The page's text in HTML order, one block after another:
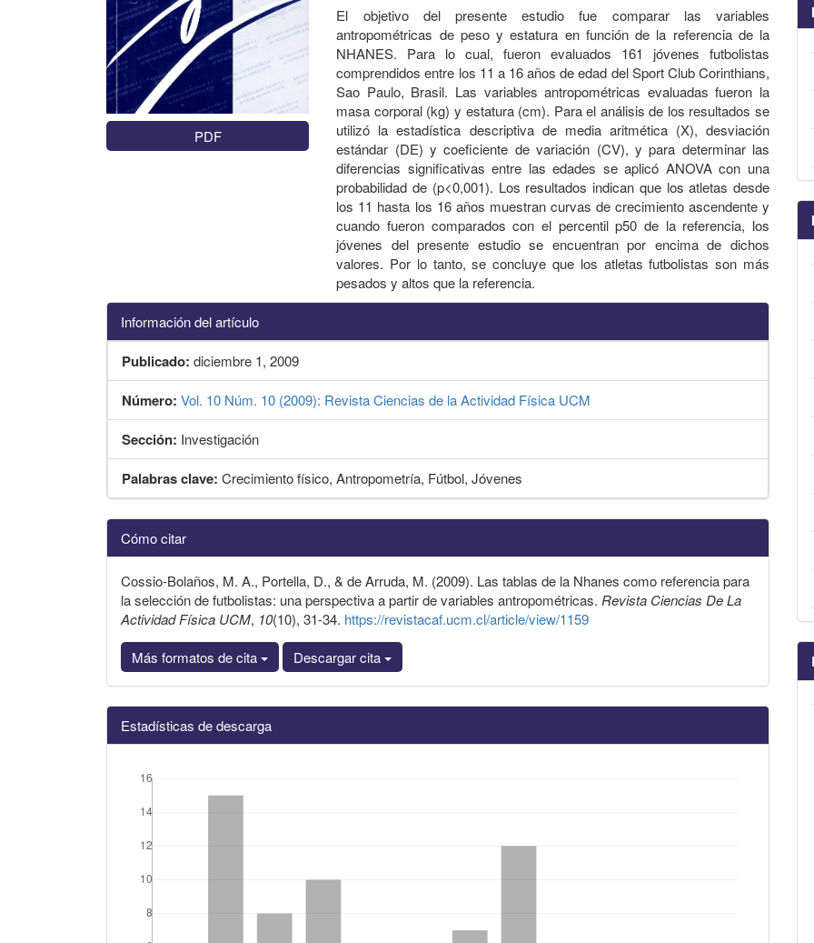
PDF
El objetivo del presente estudio fue comparar las variables
antropométricas de peso y estatura en función de la referencia de la
NHANES. Para lo cual, fueron evaluados 161 jóvenes futbolistas
comprendidos entre los 11 a 16 años de edad del Sport Club Corinthians,
Sao Paulo, Brasil. Las variables antropométricas evaluadas fueron la
masa corporal (kg) y estatura (cm). Para el análisis de los resultados se
utilizó la estadística descriptiva de media aritmética (X), desviación
estándar (DE) y coeficiente de variación (CV), y para determinar las
diferencias significativas entre las edades se aplicó ANOVA con una
probabilidad de (p<0,001). Los resultados indican que los atletas desde
los 11 hasta los 16 años muestran curvas de crecimiento ascendente y
cuando fueron comparados con el percentil p50 de la referencia, los
jóvenes del presente estudio se encuentran por encima de dichos
valores. Por lo tanto, se concluye que los atletas futbolistas son más
pesados y altos que la referencia.
Información del artículo
Publicado: diciembre 1, 2009
Número: Vol. 10 Núm. 10 (2009): Revista Ciencias de la Actividad Física UCM
Sección: Investigación
Palabras clave: Crecimiento físico, Antropometría, Fútbol, Jóvenes
Detalles
del
artículo
Cómo citar
Cossio-Bolaños, M. A., Portella, D., & de Arruda, M. (2009). Las tablas de la Nhanes como referencia para
la selección de futbolistas: una perspectiva a partir de variables antropométricas. Revista Ciencias De La
Actividad Física UCM, 10(10), 31-34. https://revistacaf.ucm.cl/article/view/1159
Más formatos de cita
Descargar cita
Estadísticas de descarga